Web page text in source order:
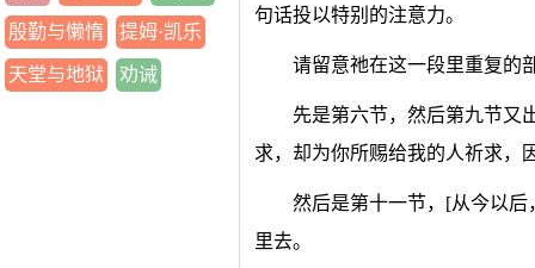
殷勤与懒惰 提姆·凯乐
天堂与地狱 劝诫
句话投以特别的注意力。
请留意祂在这一段里重复的
先是第六节，然后第九节又
求，却为你所赐给我的人祈求，
然后是第十一节，[从今以
里去。